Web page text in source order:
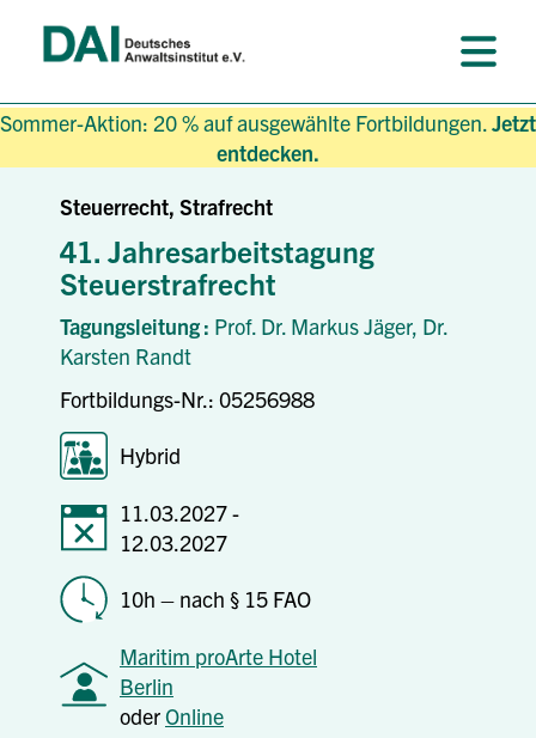
Sommer-Aktion: 20 % auf ausgewählte Fortbildungen.Jetzt
entdecken.
Steuerrecht, Strafrecht
41. Jahresarbeitstagung
Steuerstrafrecht
Tagungsleitung : Prof. Dr. Markus Jäger, Dr.
Karsten Randt
Fortbildungs-Nr.: 05256988
Hybrid
11.03.2027 -
12.03.2027
10h – nach § 15 FAO
Maritim proArte Hotel
Berlin
oderOnline